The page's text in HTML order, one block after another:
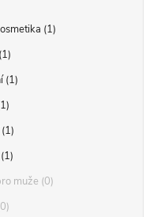
1
1
1
1
1
1
muže 0
0